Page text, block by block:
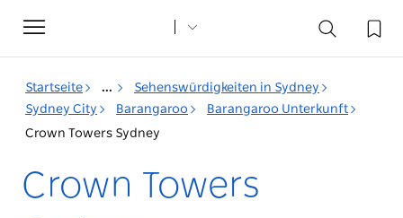
Toggle
navigation
Startseite ...
Sehenswürdigkeiten in Sydney
Sydney City
Barangaroo
Barangaroo Unterkunft
Crown Towers Sydney
Crown Towers